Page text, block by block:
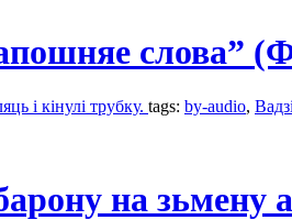
апошняе слова”
і кінулі трубку. tags: by-audio,
на зьмену